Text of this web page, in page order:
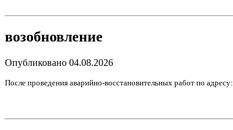
возобновление
Опубликовано 04.08.2026
После проведения аварийно-восстановительных работ по адресу: